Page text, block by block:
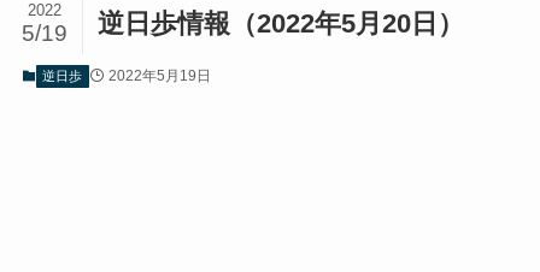
逆日歩情報（2022年5月20日）
2022
5/19
逆日歩 2022年5月19日